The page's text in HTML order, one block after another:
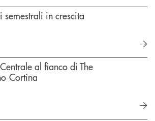
semestrali in crescita
al fianco di The
Cortina